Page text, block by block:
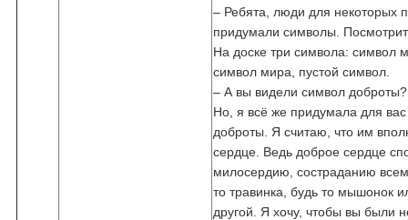
– Ребята, люди для некоторых
придумали символы.
На доске три символа: символ
символ мира, пустой символ.
– А вы видели символ
Но, я всё же придумала для
доброты. Я считаю, что им
сердце. Ведь доброе сердце
милосердию, состраданию
то травинка, будь то мышонок
другой. Я хочу, чтобы вы были